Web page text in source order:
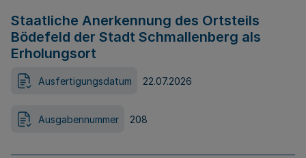
Staatliche Anerkennung des Ortsteils
Bödefeld der Stadt Schmallenberg als
Erholungsort
Ausfertigungsdatum 22.07.2026
Ausgabennummer 208